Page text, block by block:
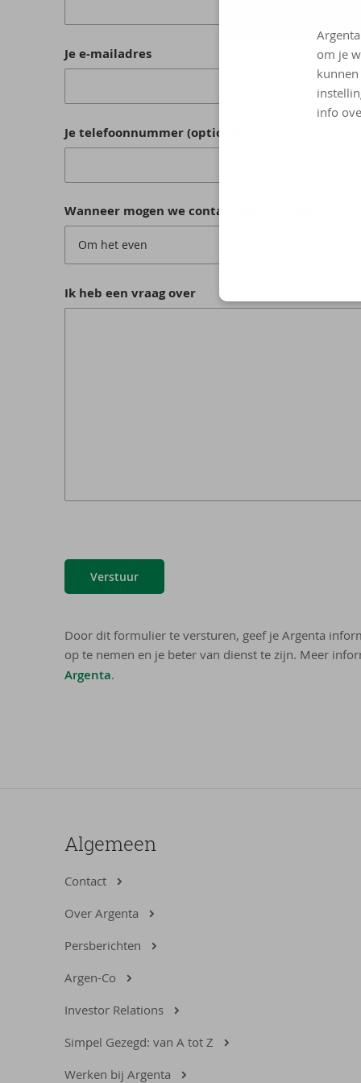
om je
info
Je e-mailadres
Je telefoonnummer (optioneel)
Wanneer mogen we contact met jou opnemen?
Om het even
Ik heb een vraag over
Verstuur
Door dit formulier te versturen, geef je Argenta
op te nemen en je beter van dienst te zijn. Meer
Argenta.
Algemeen
Contact
Over Argenta
Persberichten
Argen-Co
Investor Relations
Simpel Gezegd: van A tot Z
Werken bij Argenta